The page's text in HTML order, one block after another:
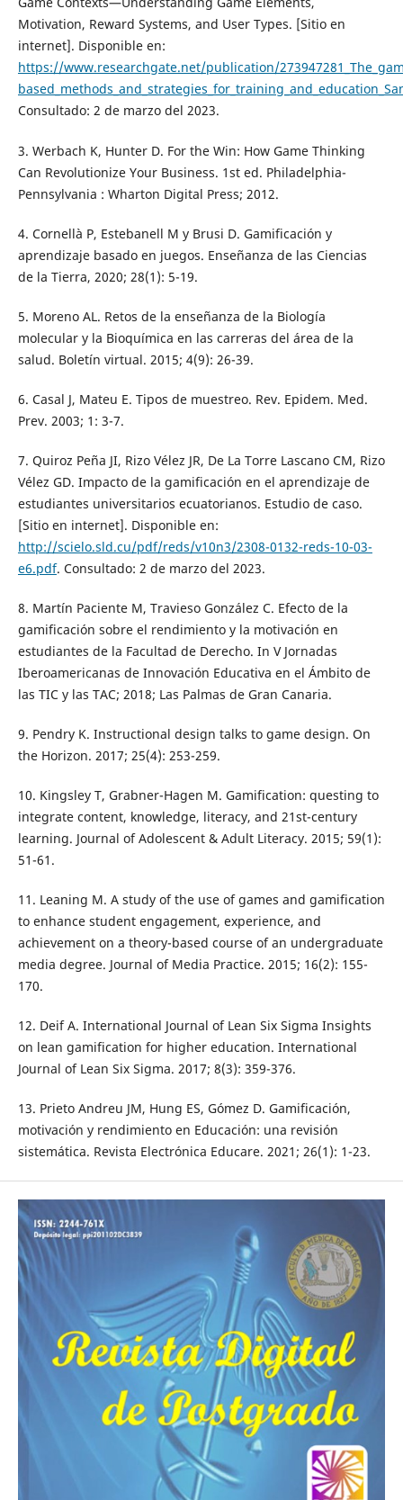
Motivation, Reward Systems, and User Types. [Sitio en
internet]. Disponible en:
https://www.researchgate.net/publication/
Consultado: 2 de marzo del 2023.
3. Werbach K, Hunter D. For the Win: How Game Thinking
Can Revolutionize Your Business. 1st ed. Philadelphia-
Pennsylvania : Wharton Digital Press; 2012.
4. Cornellà P, Estebanell M y Brusi D. Gamificación y
aprendizaje basado en juegos. Enseñanza de las Ciencias
de la Tierra, 2020; 28(1): 5-19.
5. Moreno AL. Retos de la enseñanza de la Biología
molecular y la Bioquímica en las carreras del área de la
salud. Boletín virtual. 2015; 4(9): 26-39.
6. Casal J, Mateu E. Tipos de muestreo. Rev. Epidem. Med.
Prev. 2003; 1: 3-7.
7. Quiroz Peña JI, Rizo Vélez JR, De La Torre Lascano CM, Rizo
Vélez GD. Impacto de la gamificación en el aprendizaje de
estudiantes universitarios ecuatorianos. Estudio de caso.
[Sitio en internet]. Disponible en:
http://scielo.sld.cu/pdf/reds/v10n3/2308-0132-reds-10-03-
e6.pdf. Consultado: 2 de marzo del 2023.
8. Martín Paciente M, Travieso González C. Efecto de la
gamificación sobre el rendimiento y la motivación en
estudiantes de la Facultad de Derecho. In V Jornadas
Iberoamericanas de Innovación Educativa en el Ámbito de
las TIC y las TAC; 2018; Las Palmas de Gran Canaria.
9. Pendry K. Instructional design talks to game design. On
the Horizon. 2017; 25(4): 253-259.
10. Kingsley T, Grabner-Hagen M. Gamification: questing to
integrate content, knowledge, literacy, and 21st-century
learning. Journal of Adolescent & Adult Literacy. 2015; 59(1):
51-61.
11. Leaning M. A study of the use of games and gamification
to enhance student engagement, experience, and
achievement on a theory-based course of an undergraduate
media degree. Journal of Media Practice. 2015; 16(2): 155-
170.
12. Deif A. International Journal of Lean Six Sigma Insights
on lean gamification for higher education. International
Journal of Lean Six Sigma. 2017; 8(3): 359-376.
13. Prieto Andreu JM, Hung ES, Gómez D. Gamificación,
motivación y rendimiento en Educación: una revisión
sistemática. Revista Electrónica Educare. 2021; 26(1): 1-23.